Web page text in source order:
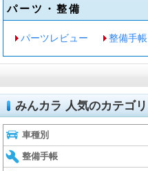
パーツ・整備
パーツレビュー 整備手帳
みんカラ 人気のカテゴリ
車種別
整備手帳